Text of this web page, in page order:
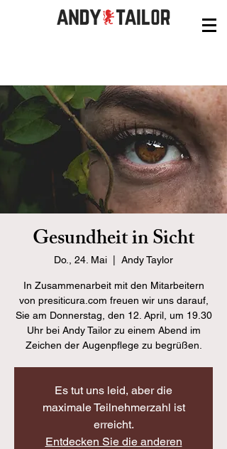
Gesundheit in Sicht
Do., 24. Mai Andy Taylor
In Zusammenarbeit mit den Mitarbeitern
von presiticura.com freuen wir uns darauf,
Sie am Donnerstag, den 12. April, um 19.30
Uhr bei Andy Tailor zu einem Abend im
Zeichen der Augenpflege zu begrüßen.
Es tut uns leid, aber die
maximale Teilnehmerzahl ist
erreicht.
Entdecken Sie die anderen